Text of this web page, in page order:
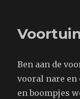
Ben aan de
vooral nare
en boompjes